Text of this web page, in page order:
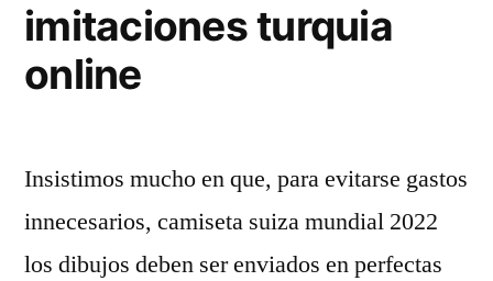
imitaciones turquia
online
Insistimos mucho en que, para evitarse gastos
innecesarios, camiseta suiza mundial 2022
los dibujos deben ser enviados en perfectas